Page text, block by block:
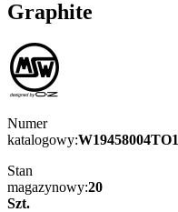
Graphite
Numer
katalogowy:W19458004TO1
Stan
magazynowy:20
Szt.